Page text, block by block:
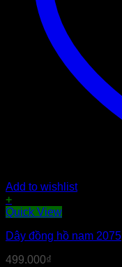
Add to wishlist
+
Quick View
Dây đồng hồ nam 2075
499.000₫